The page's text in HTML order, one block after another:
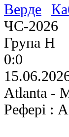
ЧС-2026
Група Н
0:0
Atlanta -
Рефері :